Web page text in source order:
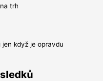
trh
když je opravdu